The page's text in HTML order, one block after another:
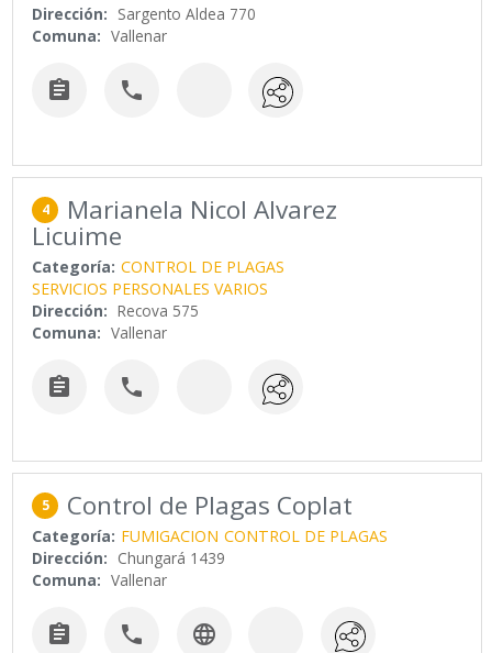
Dirección: Sargento Aldea 770
Comuna: Vallenar
 
4 Marianela Nicol Alvarez
Licuime
Categoría: CONTROL DE PLAGAS
SERVICIOS PERSONALES VARIOS
Dirección: Recova 575
Comuna: Vallenar
 
5 Control de Plagas Coplat
Categoría: FUMIGACION CONTROL DE PLAGAS
Dirección: Chungará 1439
Comuna: Vallenar
  